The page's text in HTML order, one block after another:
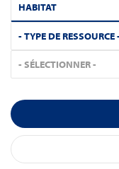
HABITAT
- TYPE DE RESSOURCE
- SÉLECTIONNER -